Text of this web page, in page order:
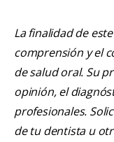
La finalidad de
comprensión y el
de salud oral. Su
opinión, el
profesionales.
de tu dentista u